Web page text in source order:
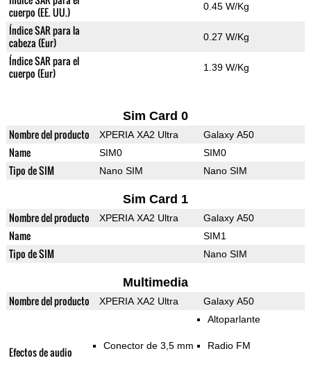
cuerpo (EE. UU.)
0.45 W/Kg
Índice SAR para la
cabeza (Eur)
0.27 W/Kg
Índice SAR para el
cuerpo (Eur)
1.39 W/Kg
Sim Card 0
Nombre del producto XPERIA XA2 Ultra Galaxy A50
Name SIM0 SIM0
Tipo de SIM Nano SIM Nano SIM
Sim Card 1
Nombre del producto XPERIA XA2 Ultra Galaxy A50
Name SIM1
Tipo de SIM Nano SIM
Multimedia
Nombre del producto XPERIA XA2 Ultra Galaxy A50
Efectos de audio Conector de 3,5 mm
Altoparlante
Radio FM